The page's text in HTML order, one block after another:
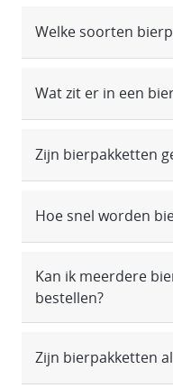
Welke soorten
Wat zit er in een
Zijn bierpakketten
Hoe snel worden
Kan ik meerdere
bestellen?
Zijn bierpakketten